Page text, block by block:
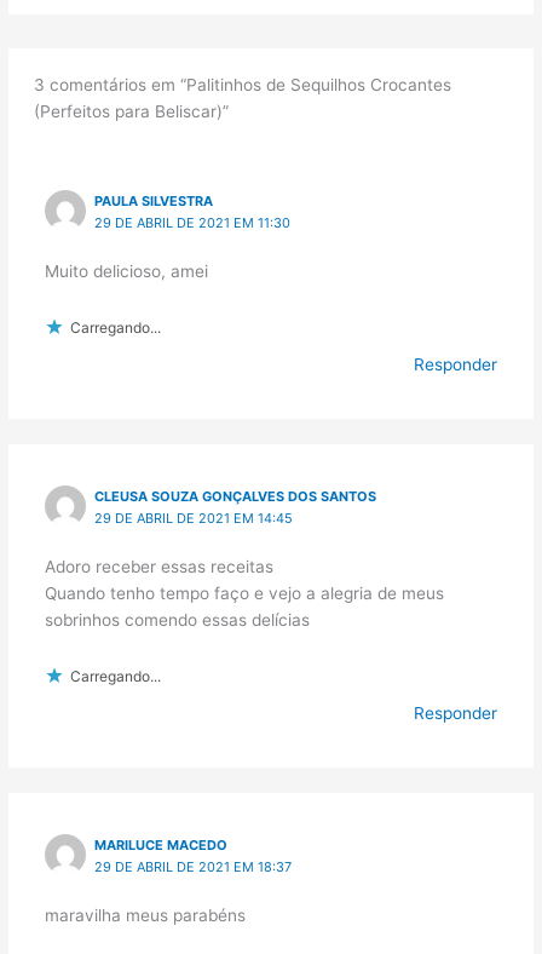
3 comentários em “Palitinhos de Sequilhos Crocantes
(Perfeitos para Beliscar)”
PAULA SILVESTRA
29 DE ABRIL DE 2021 EM 11:30
Muito delicioso, amei
Carregando...
Responder
CLEUSA SOUZA GONÇALVES DOS SANTOS
29 DE ABRIL DE 2021 EM 14:45
Adoro receber essas receitas
Quando tenho tempo faço e vejo a alegria de meus
sobrinhos comendo essas delícias
Carregando...
Responder
MARILUCE MACEDO
29 DE ABRIL DE 2021 EM 18:37
maravilha meus parabéns